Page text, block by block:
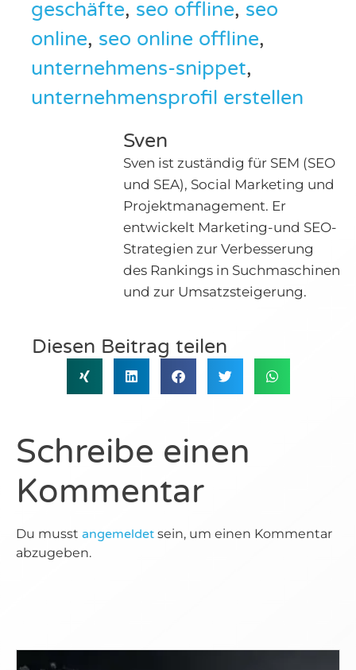
geschäfte, seo offline, seo
online, seo online offline,
unternehmens-snippet,
unternehmensprofil erstellen
Sven
Sven ist zuständig für SEM (SEO
und SEA), Social Marketing und
Projektmanagement. Er
entwickelt Marketing-und SEO-
Strategien zur Verbesserung
des Rankings in Suchmaschinen
und zur Umsatzsteigerung.
Diesen Beitrag teilen
Schreibe einen
Kommentar
Du musst angemeldet sein, um einen Kommentar
abzugeben.